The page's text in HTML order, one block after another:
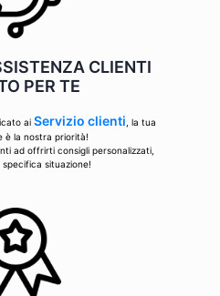
CLIENTI
PER TE
ai Servizio clienti , la tua
è la nostra priorità!
ad offrirti consigli personalizzati,
situazione!